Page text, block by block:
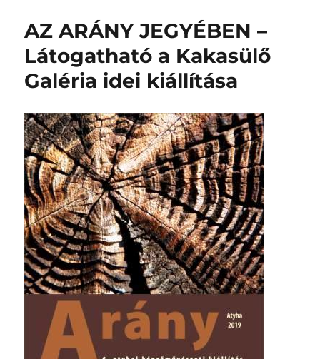
ARÁNYOS
–
FRISSÍTVE!
AZ ARÁNY JEGYÉBEN –
Látogatható a Kakasülő
Galéria idei kiállítása